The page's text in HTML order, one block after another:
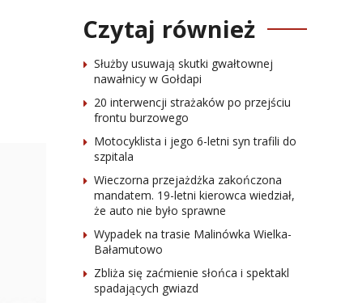
Czytaj również
Służby usuwają skutki gwałtownej
nawałnicy w Gołdapi
20 interwencji strażaków po przejściu
frontu burzowego
Motocyklista i jego 6-letni syn trafili do
szpitala
Wieczorna przejażdżka zakończona
mandatem. 19-letni kierowca wiedział,
że auto nie było sprawne
Wypadek na trasie Malinówka Wielka-
Bałamutowo
Zbliża się zaćmienie słońca i spektakl
spadających gwiazd